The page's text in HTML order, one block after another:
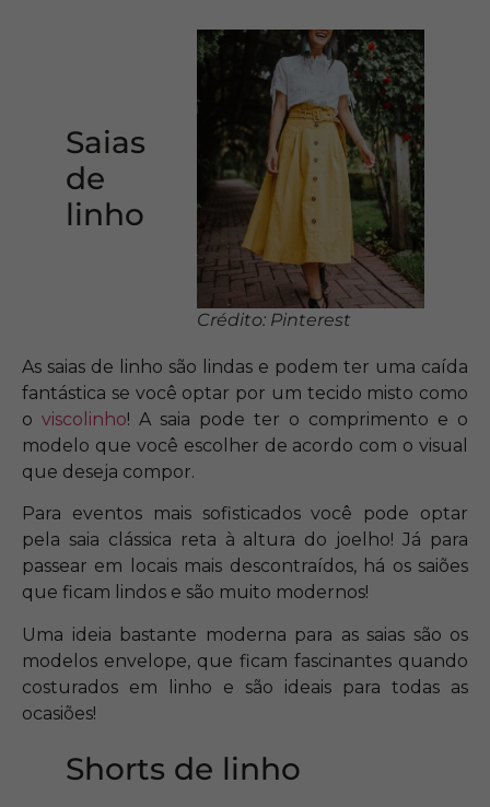
Saias
de
linho
Crédito: Pinterest
As saias de linho são lindas e podem ter uma caída
fantástica se você optar por um tecido misto como
o viscolinho! A saia pode ter o comprimento e o
modelo que você escolher de acordo com o visual
que deseja compor.
Para eventos mais sofisticados você pode optar
pela saia clássica reta à altura do joelho! Já para
passear em locais mais descontraídos, há os saiões
que ficam lindos e são muito modernos!
Uma ideia bastante moderna para as saias são os
modelos envelope, que ficam fascinantes quando
costurados em linho e são ideais para todas as
ocasiões!
Shorts de linho